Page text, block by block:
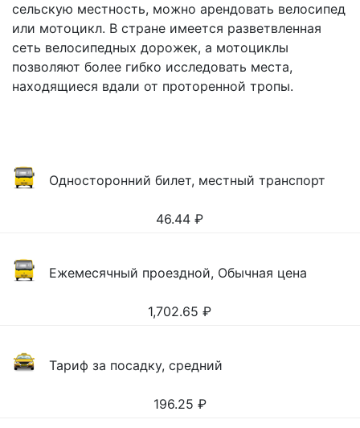
сельскую местность, можно арендовать велосипед
или мотоцикл. В стране имеется разветвленная
сеть велосипедных дорожек, а мотоциклы
позволяют более гибко исследовать места,
находящиеся вдали от проторенной тропы.
Односторонний билет, местный транспорт
46.44 ₽
Ежемесячный проездной, Обычная цена
1,702.65 ₽
Тариф за посадку, средний
196.25 ₽